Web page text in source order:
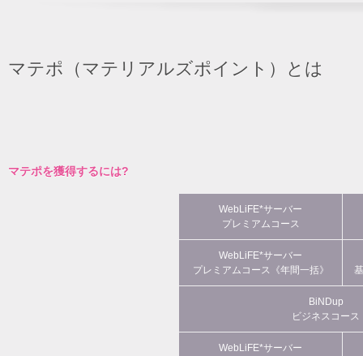
マテポ（マテリアルズポイント）とは
マテポを獲得するには?
WebLiFE*サーバー
プレミアムコース
WebLiFE*サーバー
プレミアムコース《年間一括》
BiNDup
ビジネスコース
WebLiFE*サーバー